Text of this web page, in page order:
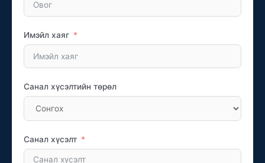
Имэйл хаяг
Санал хүсэлтийн төрөл
Санал хүсэлт